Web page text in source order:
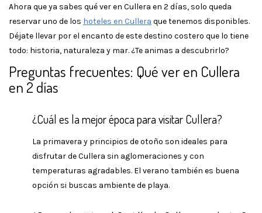
Ahora que ya sabes qué ver en Cullera en 2 días, solo queda
reservar uno de los hoteles en Cullera que tenemos disponibles.
Déjate llevar por el encanto de este destino costero que lo tiene
todo: historia, naturaleza y mar. ¿Te animas a descubrirlo?
Preguntas frecuentes: Qué ver en Cullera
en 2 días
¿Cuál es la mejor época para visitar Cullera?
La primavera y principios de otoño son ideales para
disfrutar de Cullera sin aglomeraciones y con
temperaturas agradables. El verano también es buena
opción si buscas ambiente de playa.